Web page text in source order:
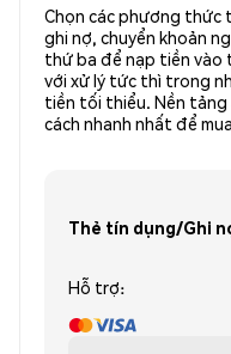
Chọn các phương
ghi nợ, chuyển khoản
thứ ba để nạp tiền vào
với xử lý tức thì trong
tiền tối thiểu. Nền tảng
cách nhanh nhất để
Thẻ tín dụng/Ghi
Hỗ trợ: